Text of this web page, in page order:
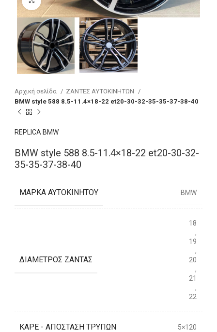
Αρχική σελίδα
ΖΑΝΤΕΣ ΑΥΤΟΚΙΝΗΤΩΝ
BMW style 588 8.5-11.4×18-22 et20-30-32-35-35-37-38-40
REPLICA BMW
BMW style 588 8.5-11.4×18-22 et20-30-32-
35-35-37-38-40
ΜΆΡΚΑ ΑΥΤΟΚΙΝΉΤΟΥ BMW
ΔΙΆΜΕΤΡΟΣ ΖΆΝΤΑΣ
18
,
19
,
20
,
21
,
22
ΚΑΡΈ - ΑΠΌΣΤΑΣΗ ΤΡΥΠΏΝ 5×120